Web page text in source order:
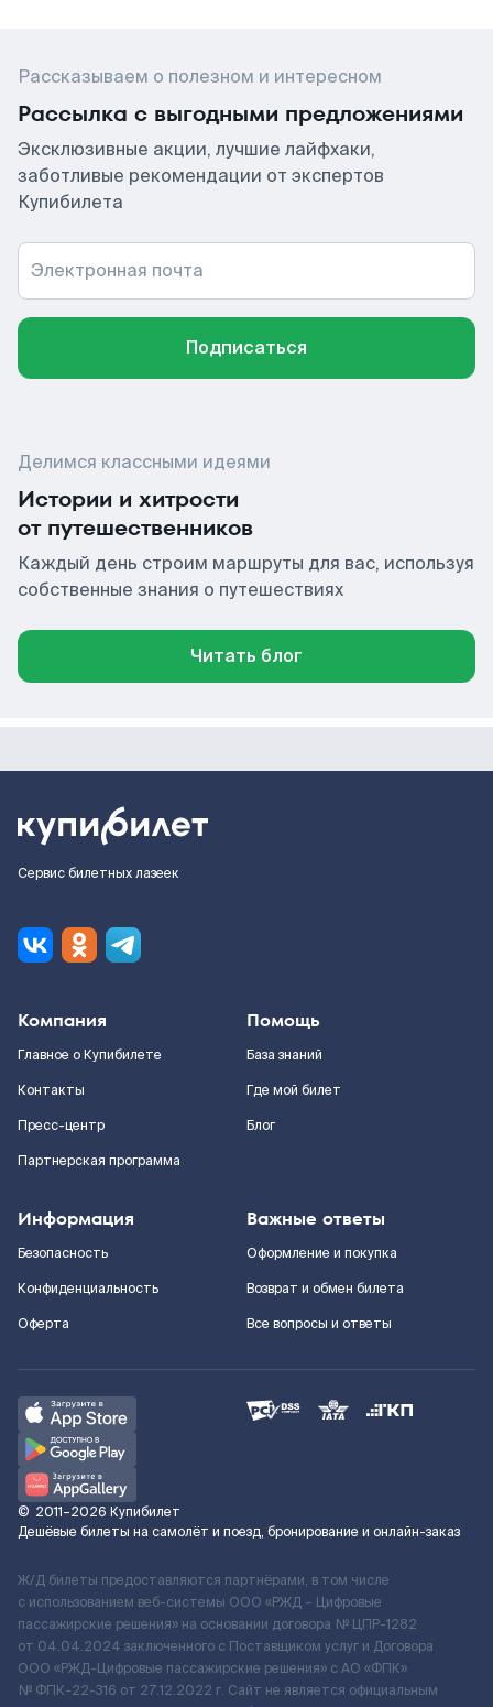
Рассказываем о полезном и интересном
Рассылка с выгодными предложениями
Эксклюзивные акции, лучшие лайфхаки,
заботливые рекомендации от экспертов
Купибилета
Электронная почта
Подписаться
Делимся классными идеями
Истории и хитрости
от путешественников
Каждый день строим маршруты для вас, используя
собственные знания о путешествиях
Читать блог
Сервис билетных лазеек
Компания
Главное о Купибилете
Контакты
Пресс-центр
Партнерская программа
Помощь
База знаний
Где мой билет
Блог
Информация
Безопасность
Конфиденциальность
Оферта
Важные ответы
Оформление и покупка
Возврат и обмен билета
Все вопросы и ответы
© 2011–2026 Купибилет
Дешёвые билеты на самолёт и поезд, бронирование и онлайн-заказ
Ж/Д билеты предоставляются партнёрами, в том числе
с использованием веб-системы ООО «РЖД – Цифровые
пассажирские решения» на основании договора № ЦПР-1282
от 04.04.2024 заключенного с Поставщиком услуг и Договора
ООО «РЖД-Цифровые пассажирские решения» c АО «ФПК»
№ ФПК-22-316 от 27.12.2022 г. Сайт не является официальным